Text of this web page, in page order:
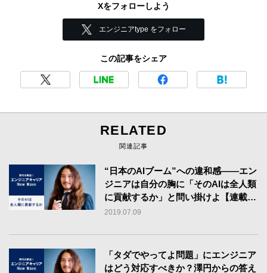
Xをフォローしよう
エンジニアtype をフォロー
この記事をシェア
RELATED
関連記事
“日本のAIブーム”への違和感――エン
ジニアは自分の胸に「そのAIは全人類
に貢献するか」と問い掛けよ【連載：
澤円】
2019.07.09
「タダでやってよ問題」にエンジニア
はどう対応すべきか？澤円からの答え